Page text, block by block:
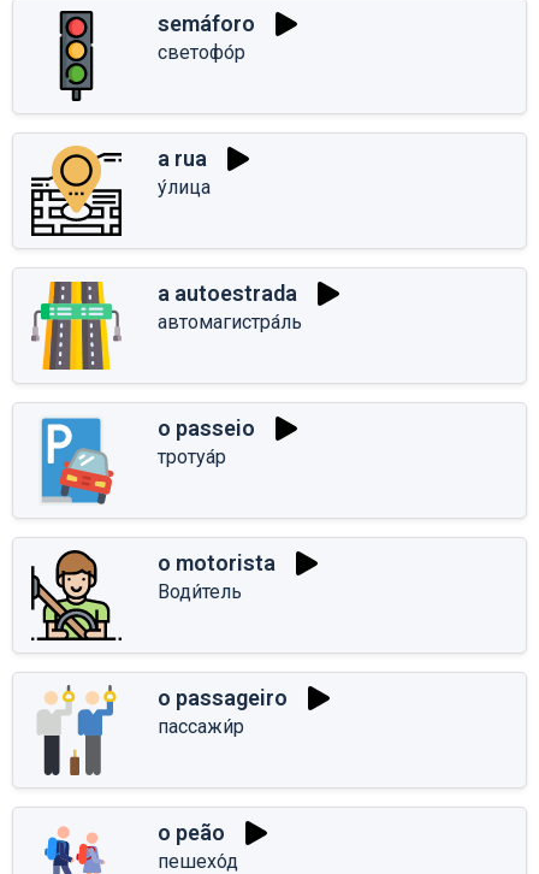
semáforo
светофо́р
a rua
у́лица
a autoestrada
автомагистра́ль
o passeio
тротуа́р
o motorista
Води́тель
o passageiro
пассажи́р
o peão
пешехо́д